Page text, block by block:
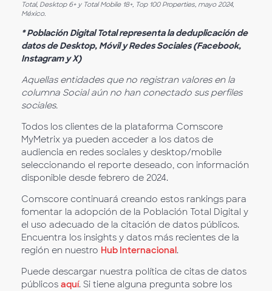
Total, Desktop 6+ y Total Mobile 18+, Top 100 Properties, mayo 2024,
México.
* Población Digital Total representa la deduplicación de
datos de Desktop, Móvil y Redes Sociales (Facebook,
Instagram y X)
Aquellas entidades que no registran valores en la
columna Social aún no han conectado sus perfiles
sociales.
Todos los clientes de la plataforma Comscore
MyMetrix ya pueden acceder a los datos de
audiencia en redes sociales y desktop/mobile
seleccionando el reporte deseado, con información
disponible desde febrero de 2024.
Comscore continuará creando estos rankings para
fomentar la adopción de la Población Total Digital y
el uso adecuado de la citación de datos públicos.
Encuentra los insights y datos más recientes de la
región en nuestro Hub Internacional .
Puede descargar nuestra política de citas de datos
públicos aquí. Si tiene alguna pregunta sobre los